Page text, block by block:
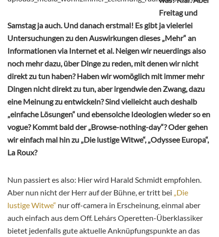
Freitag und
Samstag ja auch. Und danach erstmal! Es gibt ja vielerlei
Untersuchungen zu den Auswirkungen dieses „Mehr“ an
Informationen via Internet et al. Neigen wir neuerdings also
noch mehr dazu, über Dinge zu reden, mit denen wir nicht
direkt zu tun haben? Haben wir womöglich mit immer mehr
Dingen nicht direkt zu tun, aber irgendwie den Zwang, dazu
eine Meinung zu entwickeln? Sind vielleicht auch deshalb
„einfache Lösungen“ und ebensolche Ideologien wieder so en
vogue? Kommt bald der „Browse-nothing-day“? Oder gehen
wir einfach mal hin zu „Die lustige Witwe“, „Odyssee Europa“,
La Roux?
Nun passiert es also: Hier wird Harald Schmidt empfohlen.
Aber nun nicht der Herr auf der Bühne, er tritt bei „Die
lustige Witwe“ nur off-camera in Erscheinung, einmal aber
auch einfach aus dem Off. Lehárs Operetten-Überklassiker
bietet jedenfalls gute aktuelle Anknüpfungspunkte an das